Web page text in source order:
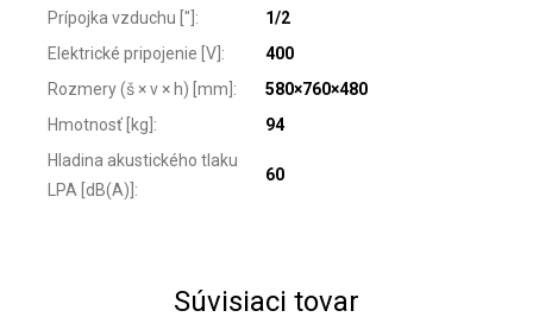
Prípojka vzduchu ["] :
1/2
Elektrické pripojenie [V] :
400
Rozmery (š × v × h) [mm] :
580×760×480
Hmotnosť [kg] :
94
Hladina akustického tlaku
LPA [dB(A)] :
60
Súvisiaci tovar